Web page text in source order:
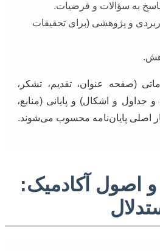
به سؤالات و فرضیات.
و پژوهشی (برای تحقیقات
(صفحه عنوان، تقدیم، تشکر،
و اشکال) و پایانی (منابع،
اصلی پایان‌نامه محسوب می‌شوند.
اصول آکادمیک: